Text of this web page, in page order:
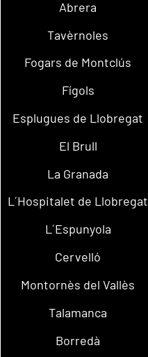
Abrera
Tavèrnoles
Fogars de Montclús
Fígols
Esplugues de Llobregat
El Brull
La Granada
L´Hospitalet de Llobregat
L´Espunyola
Cervelló
Montornès del Vallès
Talamanca
Borredà